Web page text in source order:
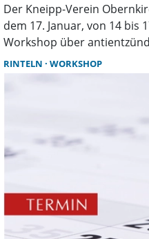
Der Kneipp-Verein
dem 17. Januar, von 14 bis
Workshop über
Bewegung bei Arthrose
Flo's Fitness-Studio,
RINTELN WORKSHOP